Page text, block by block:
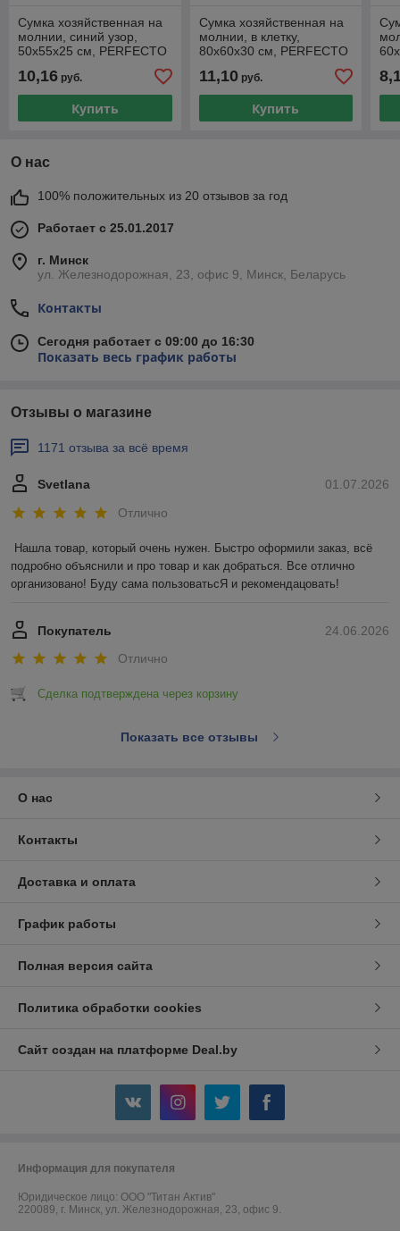
Сумка хозяйственная на
молнии, синий узор,
50х55х25 см, PERFECTO
полипропилен)
10,16 руб.
Купить
Сумка хозяйственная на
молнии, в клетку,
80х60х30 см, PERFECTO
полипропилен)
11,10руб.
Купить
О нас
100% положительных из 20 отзывов за год
Работает с 25.01.2017
г. Минск
ул. Железнодорожная, 23, офис 9, Минск, Беларусь
Контакты
Сегодня работает с 09:00 до 16:30
Показать весь график работы
Отзывы о магазине
1171 отзыва за всё время
01.07.2026
Svetlana
Отлично
Нашла товар, который очень нужен. Быстро оформили заказ, всё
подробно объяснили и про товар и как добраться. Все отлично
организовано! Буду сама пользоватьсЯ и рекомендацовать!
24.06.2026
Покупатель
Отлично
Сделка подтверждена через корзину
Показать все отзывы
О нас
Контакты
Доставка и оплата
График работы
Полная версия сайта
Политика обработки cookies
Сайт создан на платформе Deal.by
Информация для покупателя
Юридическое лицо: ООО "Титан Актив"
220089, г. Минск, ул. Железнодорожная, 23, офис 9.